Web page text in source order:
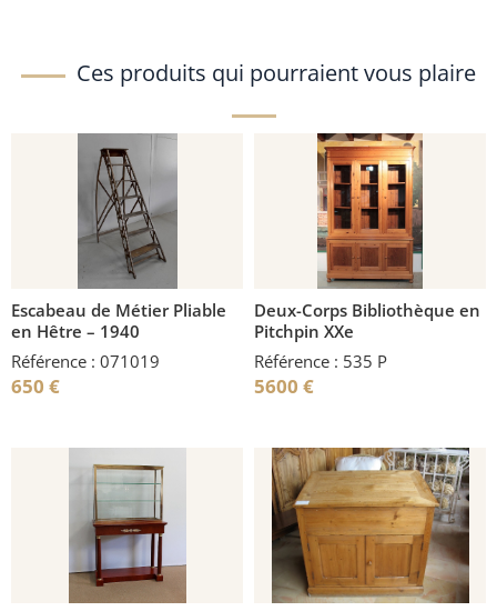
Ces produits qui pourraient vous plaire
Escabeau de Métier Pliable
en Hêtre – 1940
Référence : 071019
650 €
Deux-Corps Bibliothèque en
Pitchpin XXe
Référence : 535 P
5600 €